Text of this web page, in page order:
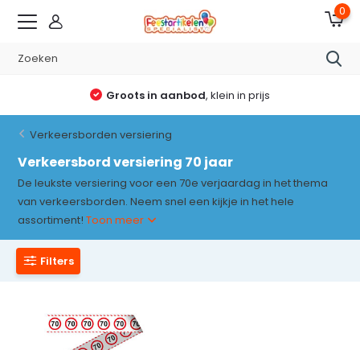
0
Groots in aanbod, klein in prijs
Verkeersborden versiering
Verkeersbord versiering 70 jaar
De leukste versiering voor een 70e verjaardag in het thema
van verkeersborden. Neem snel een kijkje in het hele
assortiment!Toon meer
Filters